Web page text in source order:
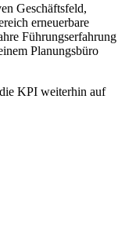
Geschäftsfeld,
erneuerbare
Führungserfahrung
Planungsbüro
KPI weiterhin auf